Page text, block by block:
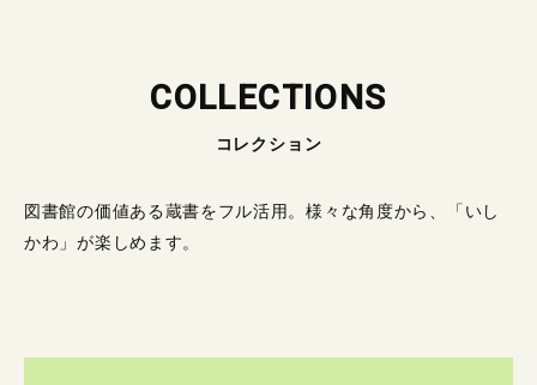
COLLECTIONS
コレクション
図書館の価値ある蔵書をフル活用。様々な角度から、「いし
かわ」が楽しめます。